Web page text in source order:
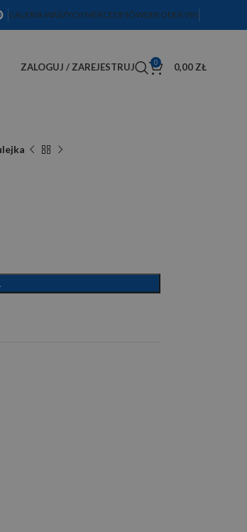
GALERIA WASZYCH MERCEDESÓWDEKODER VIN
ZALOGUJ / ZAREJESTRUJ 0 0,00 ZŁ